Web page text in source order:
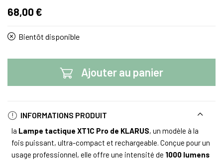
68,00 €
Bientôt disponible
Ajouter au panier
INFORMATIONS PRODUIT
la Lampe tactique XT1C Pro de KLARUS, un modèle à la
fois puissant, ultra-compact et rechargeable. Conçue pour un
usage professionnel, elle offre une intensité de 1000 lumens